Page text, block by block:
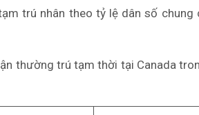
trú nhân theo tỷ lệ dân số chung
thường trú tạm thời tại Canada